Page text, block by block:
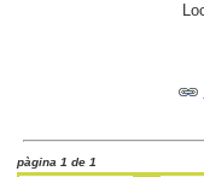
pàgina 1 de 1